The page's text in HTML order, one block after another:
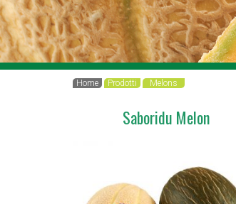
Home Prodotti Melons
Saboridu Melon